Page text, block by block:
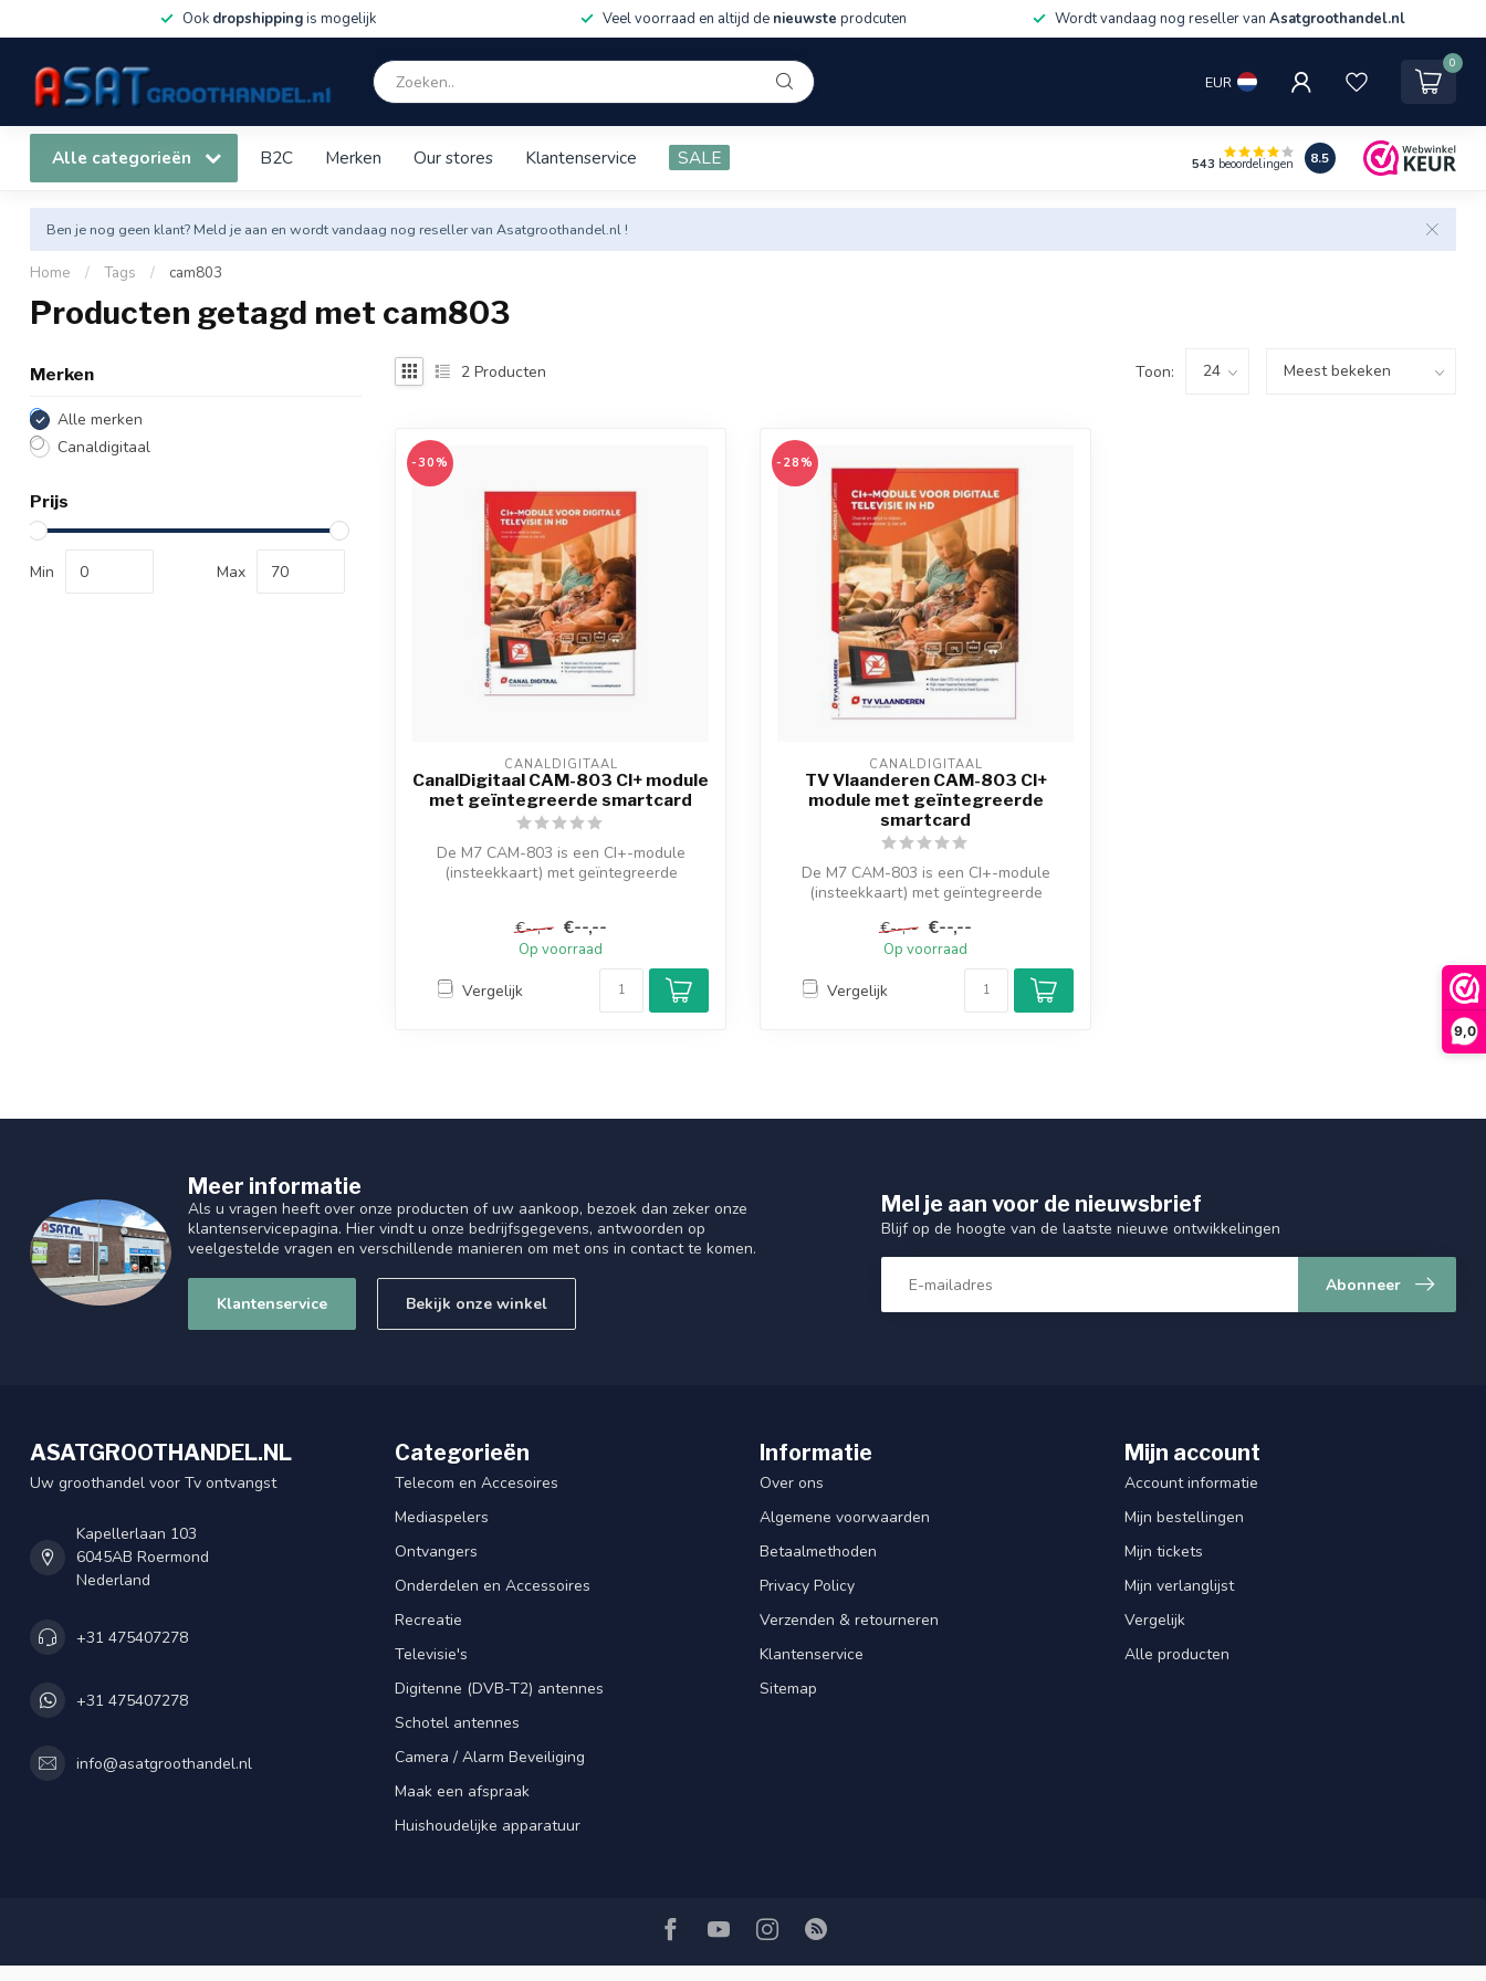
9,0
Ook dropshippingis mogelijk Veel voorraad en altijd de nieuwste prodcuten Wordt vandaag nog reseller van Asatgroothandel.nl
EUR
0
Alle categorieën B2C Merken Our stores Klantenservice SALE 543 beoordelingen 8.5
Ben je nog geen klant? Meld je aan en wordt vandaag nog reseller van Asatgroothandel.nl !
Home / Tags / cam803
Producten getagd met cam803
Merken
Alle merken
Canaldigitaal
Prijs
Min Max
2 Producten Toon:
-30%
CANALDIGITAAL
CanalDigitaal CAM-803 CI+ module
met geïntegreerde smartcard
De M7 CAM-803 is een CI+-module
(insteekkaart) met geïntegreerde
€--,-- €--,--
Op voorraad
Vergelijk
-28%
CANALDIGITAAL
TV Vlaanderen CAM-803 CI+
module met geïntegreerde
smartcard
De M7 CAM-803 is een CI+-module
(insteekkaart) met geïntegreerde
€--,-- €--,--
Op voorraad
Vergelijk
Meer informatie
Als u vragen heeft over onze producten of uw aankoop, bezoek dan zeker onze
klantenservicepagina. Hier vindt u onze bedrijfsgegevens, antwoorden op
veelgestelde vragen en verschillende manieren om met ons in contact te komen.
Klantenservice Bekijk onze winkel
Mel je aan voor de nieuwsbrief
Blijf op de hoogte van de laatste nieuwe ontwikkelingen
Abonneer
ASATGROOTHANDEL.NL
Uw groothandel voor Tv ontvangst
Kapellerlaan 103
6045AB Roermond
Nederland
+31 475407278
+31 475407278
info@asatgroothandel.nl
Categorieën
Telecom en Accesoires
Mediaspelers
Ontvangers
Onderdelen en Accessoires
Recreatie
Televisie's
Digitenne (DVB-T2) antennes
Schotel antennes
Camera / Alarm Beveiliging
Maak een afspraak
Huishoudelijke apparatuur
Informatie
Over ons
Algemene voorwaarden
Betaalmethoden
Privacy Policy
Verzenden & retourneren
Klantenservice
Sitemap
Mijn account
Account informatie
Mijn bestellingen
Mijn tickets
Mijn verlanglijst
Vergelijk
Alle producten